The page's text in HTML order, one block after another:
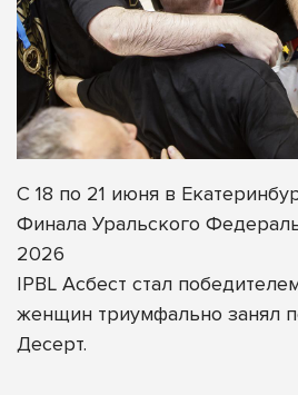
С 18 по 21 июня в
Финала Уральского
2026
IPBL Асбест стал
женщин триумфально занял
Десерт.